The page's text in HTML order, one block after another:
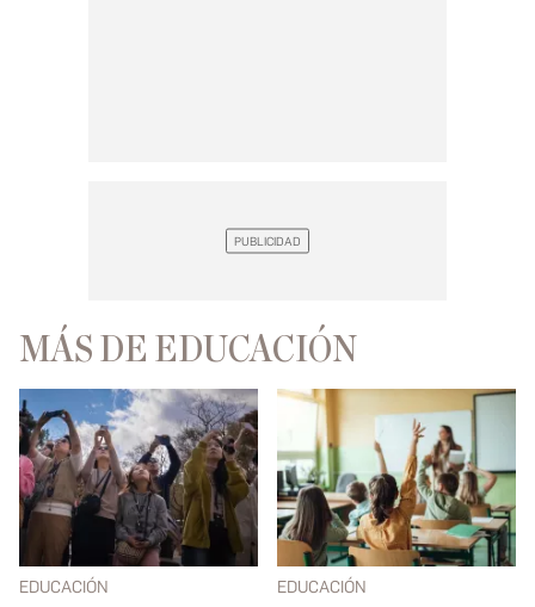
MÁS DE EDUCACIÓN
EDUCACIÓN EDUCACIÓN